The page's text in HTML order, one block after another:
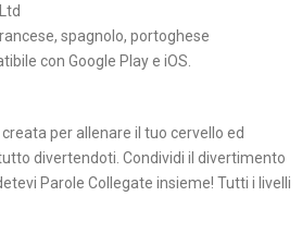
spagnolo, portoghese
con Google Play e iOS.
creata per allenare il tuo cervello ed
divertendoti. Condividi il divertimento
Parole Collegate insieme! Tutti i livelli